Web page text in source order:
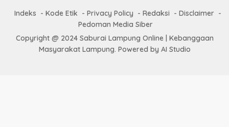
Indeks Kode Etik Privacy Policy Redaksi
Disclaimer
Pedoman Media Siber
Copyright @ 2024 Saburai Lampung Online | Kebanggaan
Masyarakat Lampung. Powered by AI Studio